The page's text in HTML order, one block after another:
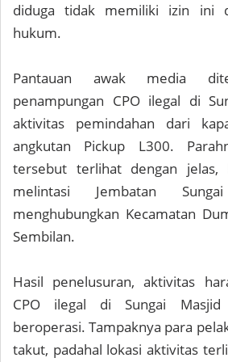
diduga tidak memiliki izin ini
hukum.
Pantauan awak media
penampungan CPO ilegal di
aktivitas pemindahan dari
angkutan Pickup L300.
tersebut terlihat dengan jelas,
melintasi Jembatan
menghubungkan Kecamatan
Sembilan.
Hasil penelusuran, aktivitas
CPO ilegal di Sungai
beroperasi. Tampaknya para
takut, padahal lokasi aktivitas